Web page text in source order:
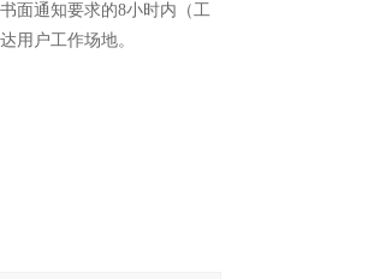
面通知要求的8小时内（工
用户工作场地。